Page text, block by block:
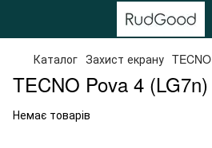
Каталог Захист екрану TECNO
TECNO Pova 4 (LG7n)
Немає товарів